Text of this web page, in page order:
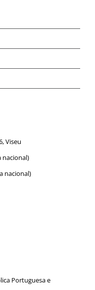
Viseu
nacional)
nacional)